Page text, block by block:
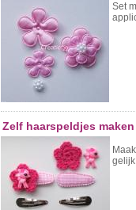
Set
Zelf haarspeldjes